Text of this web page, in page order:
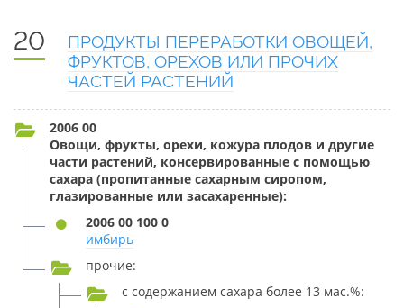
20
ПРОДУКТЫ ПЕРЕРАБОТКИ ОВОЩЕЙ,
ФРУКТОВ, ОРЕХОВ ИЛИ ПРОЧИХ
ЧАСТЕЙ РАСТЕНИЙ
2006 00
Овощи, фрукты, орехи, кожура плодов и другие
части растений, консервированные с помощью
сахара (пропитанные сахарным сиропом,
глазированные или засахаренные):
2006 00 100 0
имбирь
прочие:
с содержанием сахара более 13 мас.%: